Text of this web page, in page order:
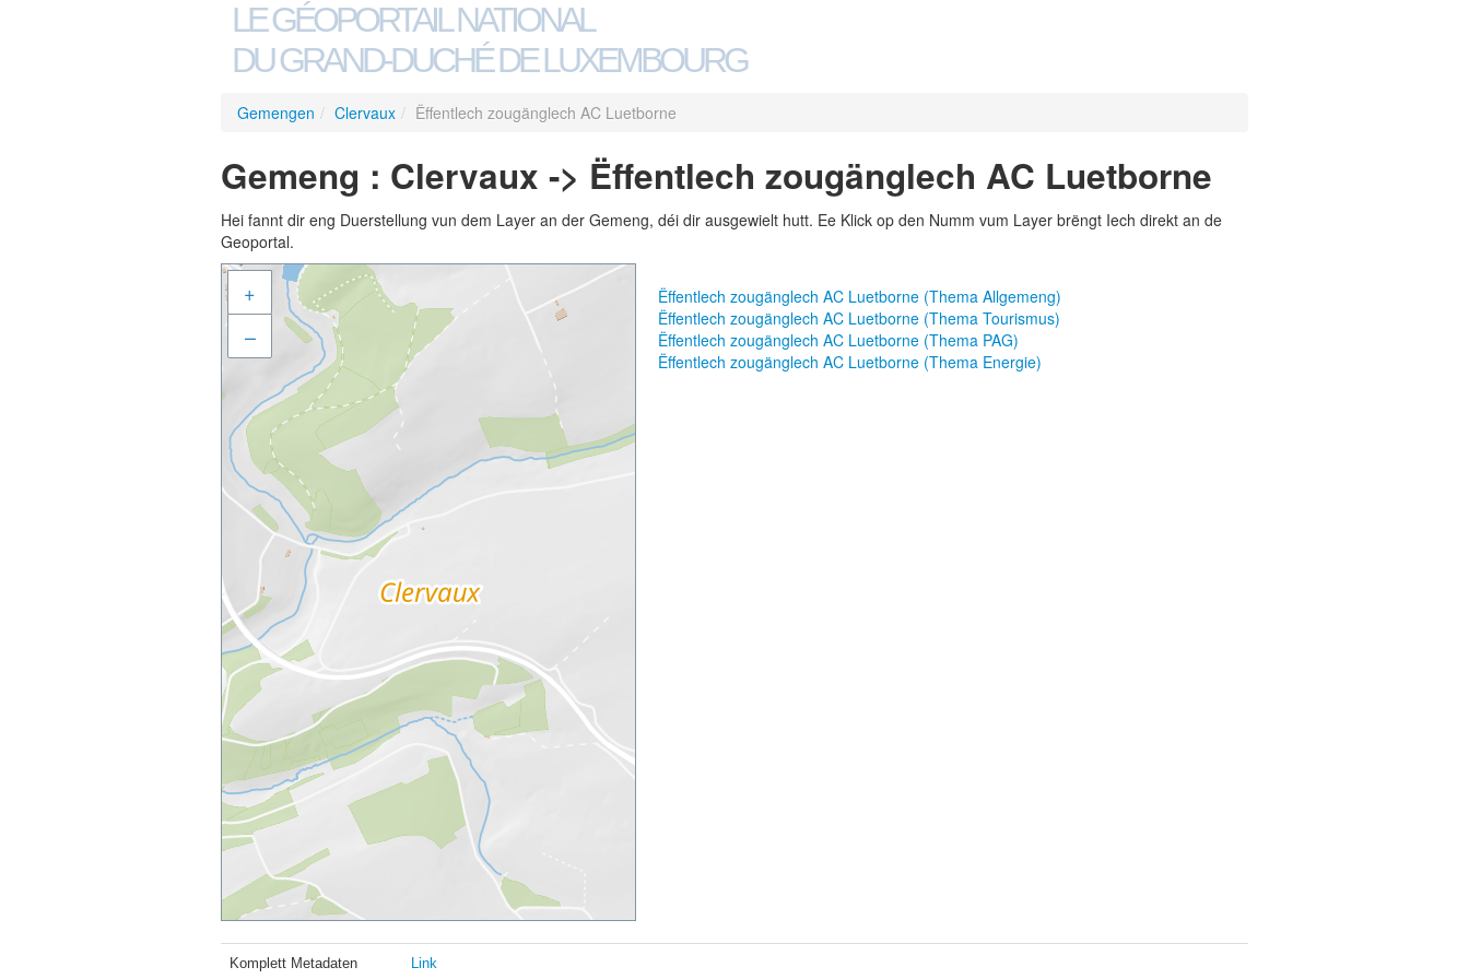
LE GÉOPORTAIL NATIONAL
DU GRAND-DUCHÉ DE LUXEMBOURG
Gemengen / Clervaux / Ëffentlech zougänglech AC Luetborne
Gemeng : Clervaux -> Ëffentlech zougänglech AC Luetborne
Hei fannt dir eng Duerstellung vun dem Layer an der Gemeng, déi dir ausgewielt hutt. Ee Klick op den Numm vum Layer brëngt Iech direkt an de
Geoportal.
+
–
Ëffentlech zougänglech AC Luetborne (Thema Allgemeng)
Ëffentlech zougänglech AC Luetborne (Thema Tourismus)
Ëffentlech zougänglech AC Luetborne (Thema PAG)
Ëffentlech zougänglech AC Luetborne (Thema Energie)
Komplett Metadaten Link